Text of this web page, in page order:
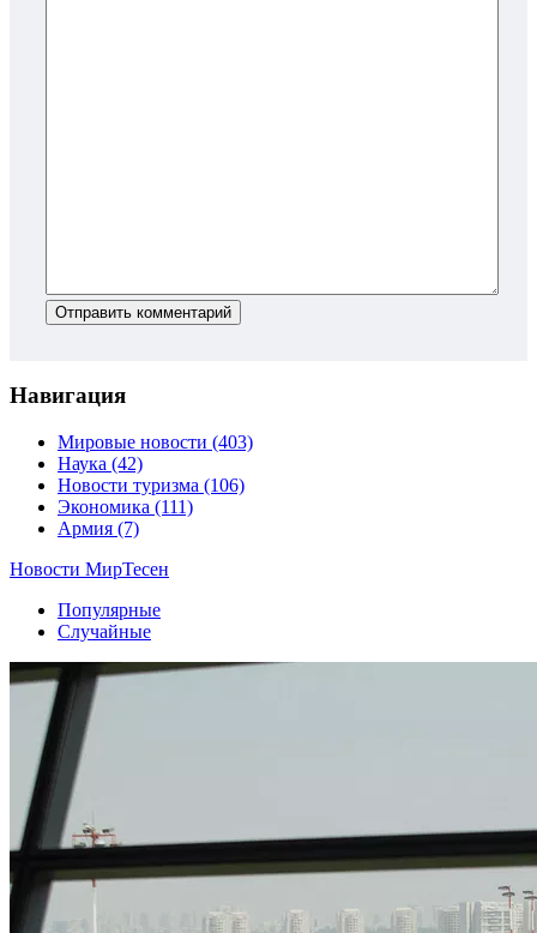
Отправить комментарий
Навигация
Мировые новости (403)
Наука (42)
Новости туризма (106)
Экономика (111)
Армия (7)
Новости МирТесен
Популярные
Случайные